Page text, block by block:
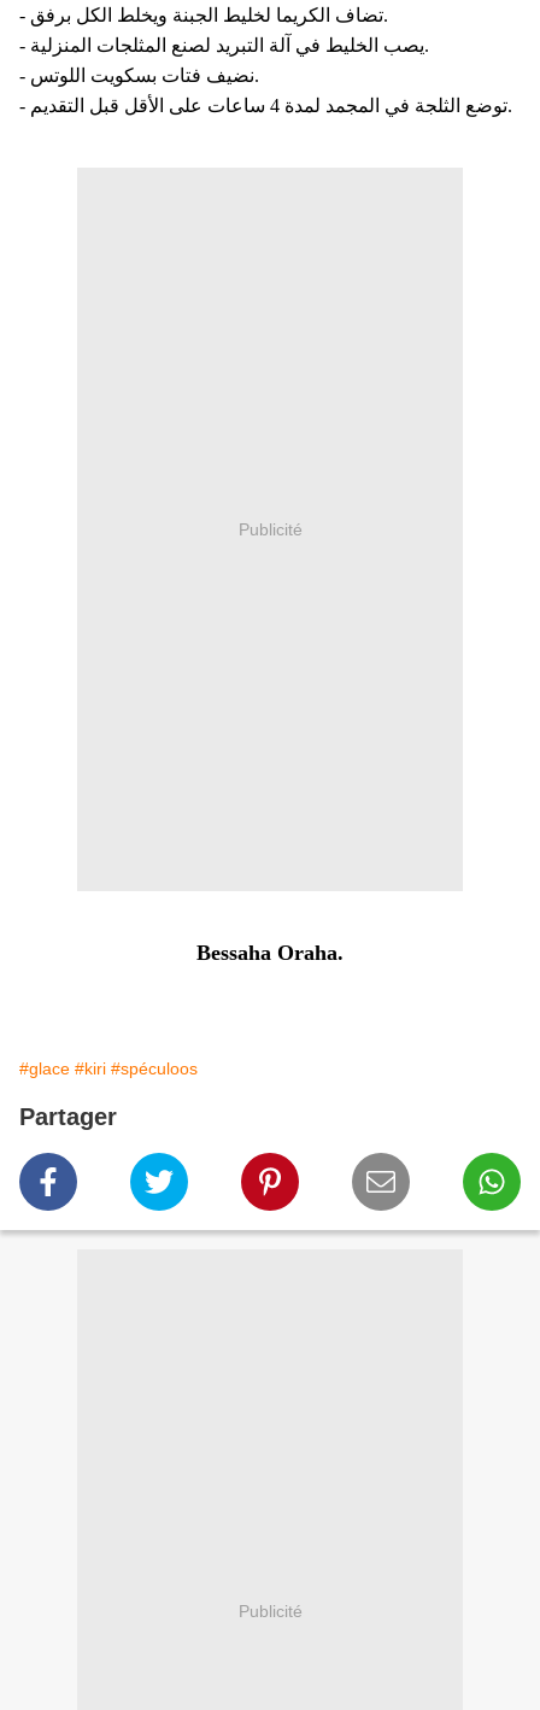
- تضاف الكريما لخليط الجبنة ويخلط الكل برفق.
- يصب الخليط في آلة التبريد لصنع المثلجات المنزلية.
- نضيف فتات بسكويت اللوتس.
- توضع الثلجة في المجمد لمدة 4 ساعات علی اﻷقل قبل التقديم.
Publicité
Bessaha Oraha.
#glace #kiri #spéculoos
Partager
Publicité